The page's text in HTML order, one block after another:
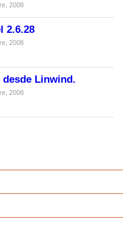
2008
2.6.28
2008
Linwind.
2008